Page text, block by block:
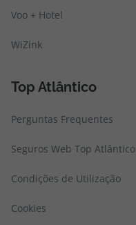
Voo + Hotel
WiZink
Top Atlântico
Perguntas Frequentes
Seguros Web Top Atlântico
Condições de Utilização
Cookies